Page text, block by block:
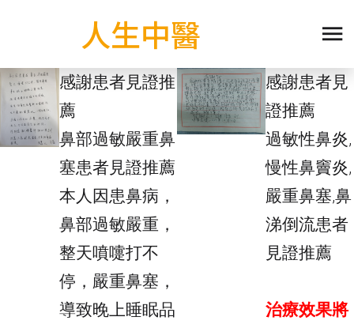
人生中醫
感謝患者見證推
薦
鼻部過敏嚴重鼻
塞患者見證推薦
本人因患鼻病，
鼻部過敏嚴重，
整天噴嚏打不
停，嚴重鼻塞，
導致晚上睡眠品
感謝患者見
證推薦
過敏性鼻炎,
慢性鼻竇炎,
嚴重鼻塞,鼻
涕倒流患者
見證推薦
治療效果將